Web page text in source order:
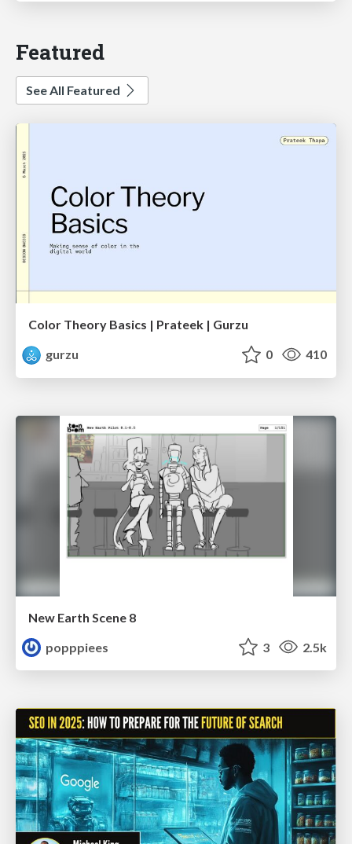
Featured
See All Featured
Color Theory Basics | Prateek | Gurzu
gurzu
0 410
New Earth Scene 8
popppiees
3 2.5k